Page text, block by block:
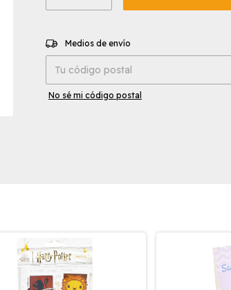
Entregas para el CP:
Medios de envío
No sé mi código postal